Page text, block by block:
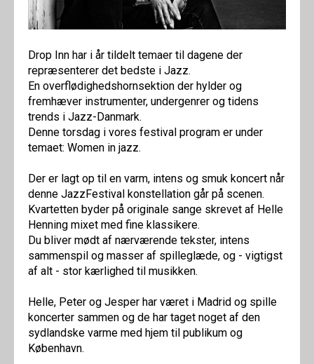
Drop Inn har i år tildelt temaer til dagene der
repræsenterer det bedste i Jazz.
En overflødighedshornsektion der hylder og
fremhæver instrumenter, undergenrer og tidens
trends i Jazz-Danmark.
Denne torsdag i vores festival program er under
temaet: Women in jazz.
Der er lagt op til en varm, intens og smuk koncert når
denne JazzFestival konstellation går på scenen.
Kvartetten byder på originale sange skrevet af Helle
Henning mixet med fine klassikere.
Du bliver mødt af nærværende tekster, intens
sammenspil og masser af spilleglæde, og - vigtigst
af alt - stor kærlighed til musikken.
Helle, Peter og Jesper har været i Madrid og spille
koncerter sammen og de har taget noget af den
sydlandske varme med hjem til publikum og
København.